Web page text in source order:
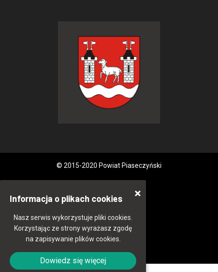
© 2015-2020 Powiat Piaseczyński
Informacja o plikach cookies
Nasz serwis wykorzystuje pliki cookies.
Korzystając ze strony wyrażasz zgodę
na zapisywanie plików cookies.
Dowiedz się więcej